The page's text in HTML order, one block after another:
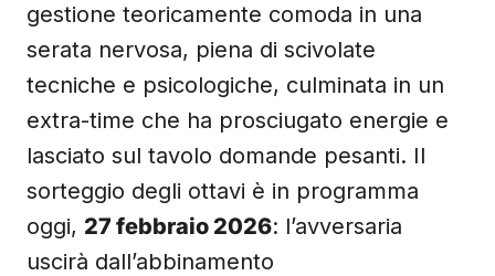
gestione teoricamente comoda in una
serata nervosa, piena di scivolate
tecniche e psicologiche, culminata in un
extra-time che ha prosciugato energie e
lasciato sul tavolo domande pesanti. Il
sorteggio degli ottavi è in programma
oggi, 27 febbraio 2026: l’avversaria
uscirà dall’abbinamento